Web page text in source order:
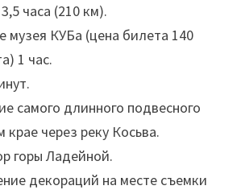
часа (210 км).
КУБа (цена билета 140
1 час.
самого длинного подвесного
через реку Косьва.
горы Ладейной.
декораций на месте съемки